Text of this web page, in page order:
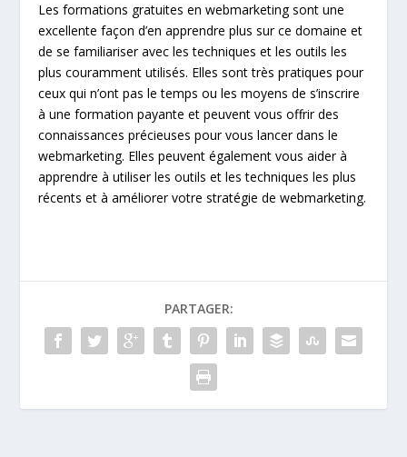
Les formations gratuites en webmarketing sont une
excellente façon d’en apprendre plus sur ce domaine et
de se familiariser avec les techniques et les outils les
plus couramment utilisés. Elles sont très pratiques pour
ceux qui n’ont pas le temps ou les moyens de s’inscrire
à une formation payante et peuvent vous offrir des
connaissances précieuses pour vous lancer dans le
webmarketing. Elles peuvent également vous aider à
apprendre à utiliser les outils et les techniques les plus
récents et à améliorer votre stratégie de webmarketing.
PARTAGER: